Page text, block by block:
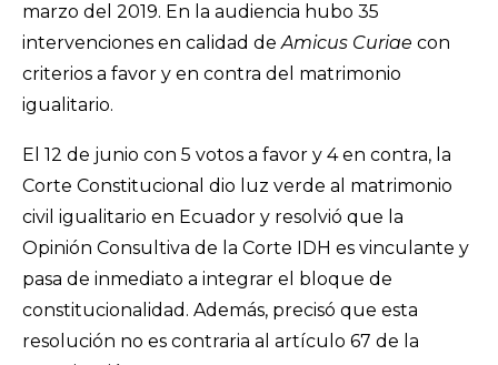
marzo del 2019. En la audiencia hubo 35
intervenciones en calidad deAmicus Curiae con
criterios a favor y en contra del matrimonio
igualitario.
El 12 de junio con 5 votos a favor y 4 en contra, la
Corte Constitucional dio luz verde al matrimonio
civil igualitario en Ecuador y resolvió que la
Opinión Consultiva de la Corte IDH es vinculante y
pasa de inmediato a integrar el bloque de
constitucionalidad. Además, precisó que esta
resolución no es contraria al artículo 67 de la